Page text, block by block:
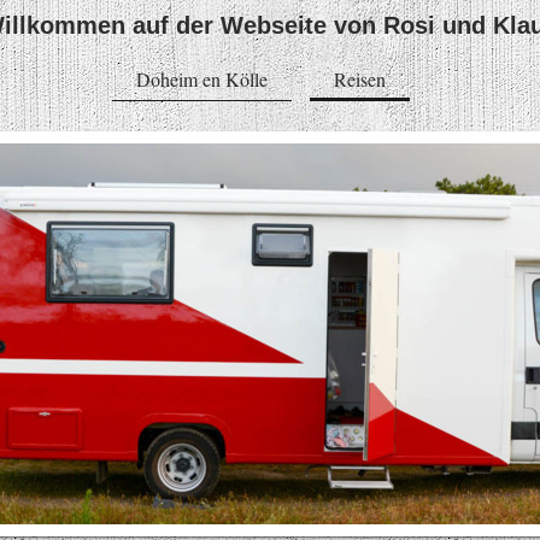
auf der Webseite von Rosi und
Doheim en Kölle Reisen